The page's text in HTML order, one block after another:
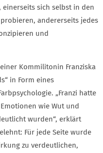
einerseits sich selbst in den
andererseits jedes
und
Kommilitonin Franziska
in Form eines
„Franzi hatte
wie Wut und
wurden“, erklärt
Für jede Seite wurde
zu verdeutlichen,